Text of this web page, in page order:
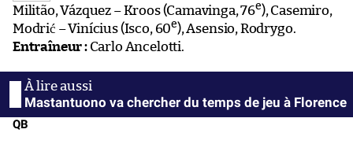
Militão, Vázquez – Kroos (Camavinga, 76e), Casemiro,
Modrić – Vinícius (Isco, 60e), Asensio, Rodrygo.
Entraîneur :Carlo Ancelotti.
Mastantuono va chercher du temps de jeu à Florence
QB